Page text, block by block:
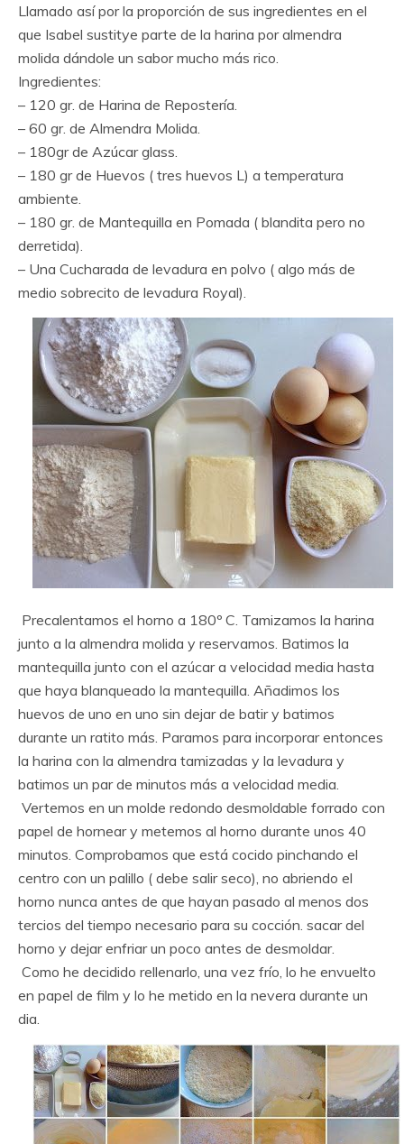
Llamado así por la proporción de sus ingredientes en el
que Isabel sustitye parte de la harina por almendra
molida dándole un sabor mucho más rico.
Ingredientes:
– 120 gr. de Harina de Repostería.
– 60 gr. de Almendra Molida.
– 180gr de Azúcar glass.
– 180 gr de Huevos ( tres huevos L) a temperatura
ambiente.
– 180 gr. de Mantequilla en Pomada ( blandita pero no
derretida).
– Una Cucharada de levadura en polvo ( algo más de
medio sobrecito de levadura Royal).
Precalentamos el horno a 180º C. Tamizamos la harina
junto a la almendra molida y reservamos. Batimos la
mantequilla junto con el azúcar a velocidad media hasta
que haya blanqueado la mantequilla. Añadimos los
huevos de uno en uno sin dejar de batir y batimos
durante un ratito más. Paramos para incorporar entonces
la harina con la almendra tamizadas y la levadura y
batimos un par de minutos más a velocidad media.
Vertemos en un molde redondo desmoldable forrado con
papel de hornear y metemos al horno durante unos 40
minutos. Comprobamos que está cocido pinchando el
centro con un palillo ( debe salir seco), no abriendo el
horno nunca antes de que hayan pasado al menos dos
tercios del tiempo necesario para su cocción. sacar del
horno y dejar enfriar un poco antes de desmoldar.
Como he decidido rellenarlo, una vez frío, lo he envuelto
en papel de film y lo he metido en la nevera durante un
dia.